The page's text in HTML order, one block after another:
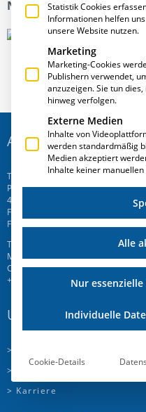
Neuerungen von E-R-
ADRESSE
T.A.Project GmbH
Prinz-Friedrich-Str. 28 C
45257 Essen
Fon
Fax +49 201 946 005 7-50
T.A.Project Swiss AG
Mattenweg 6
CH-5504 Othmarsingen
+41 58 510 72 00
UNTERNEHMEN
> Über uns
> Partner
> Karriere
Statistik Cookies
Informationen helfen
unsere Website nutzen.
Marketing
Marketing-Cookies
Publishern verwendet,
anzuzeigen. Sie tun
hinweg verfolgen.
Externe Medien
Inhalte von
werden standardmäßig
Medien akzeptiert
Inhalte keiner
Alle
Nur
Individuelle
Cookie-Details